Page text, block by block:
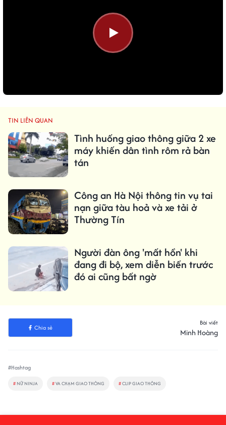
TIN LIÊN QUAN
Tình huống giao thông giữa 2 xe
máy khiến dân tình rôm rả bàn
tán
Công an Hà Nội thông tin vụ tai
nạn giữa tàu hoả và xe tải ở
Thường Tín
Người đàn ông 'mất hồn' khi
đang đi bộ, xem diễn biến trước
đó ai cũng bất ngờ
Chia sẻ
Bài viết
Minh Hoàng
#Hashtag
# NỮ NINJA #VA CHẠM GIAO THÔNG #CLIP GIAO THÔNG